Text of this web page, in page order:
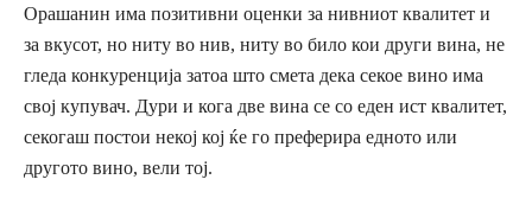
Орашанин има позитивни оценки за нивниот квалитет и
за вкусот, но ниту во нив, ниту во било кои други вина, не
гледа конкуренција затоа што смета дека секое вино има
свој купувач. Дури и кога две вина се со еден ист квалитет,
секогаш постои некој кој ќе го преферира едното или
другото вино, вели тој.